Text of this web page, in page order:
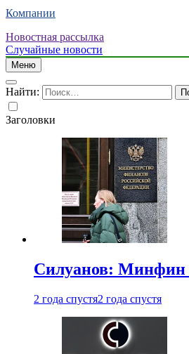
Компании
Новостная рассылка
Случайные новости
Меню
Найти:
Заголовки
Силуанов: Минфин
2 года спустя2 года спустя